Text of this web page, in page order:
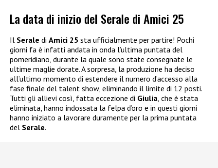
La data di inizio del Serale di Amici 25
Il Serale di Amici 25 sta ufficialmente per partire! Pochi
giorni fa è infatti andata in onda l’ultima puntata del
pomeridiano, durante la quale sono state consegnate le
ultime maglie dorate. A sorpresa, la produzione ha deciso
all’ultimo momento di estendere il numero d’accesso alla
fase finale del talent show, eliminando il limite di 12 posti.
Tutti gli allievi così, fatta eccezione di Giulia, che è stata
eliminata, hanno indossata la felpa d’oro e in questi giorni
hanno iniziato a lavorare duramente per la prima puntata
del Serale.